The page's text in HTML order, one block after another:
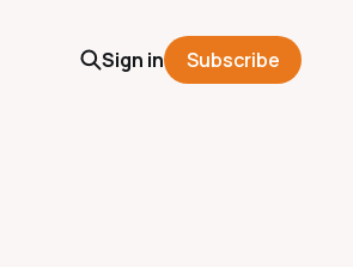
Sign in Subscribe